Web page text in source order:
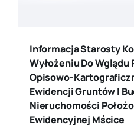
Informacja Starosty
Wyłożeniu Do
Opisowo-
Ewidencji Gruntów I
Nieruchomości
Ewidencyjnej Mścice